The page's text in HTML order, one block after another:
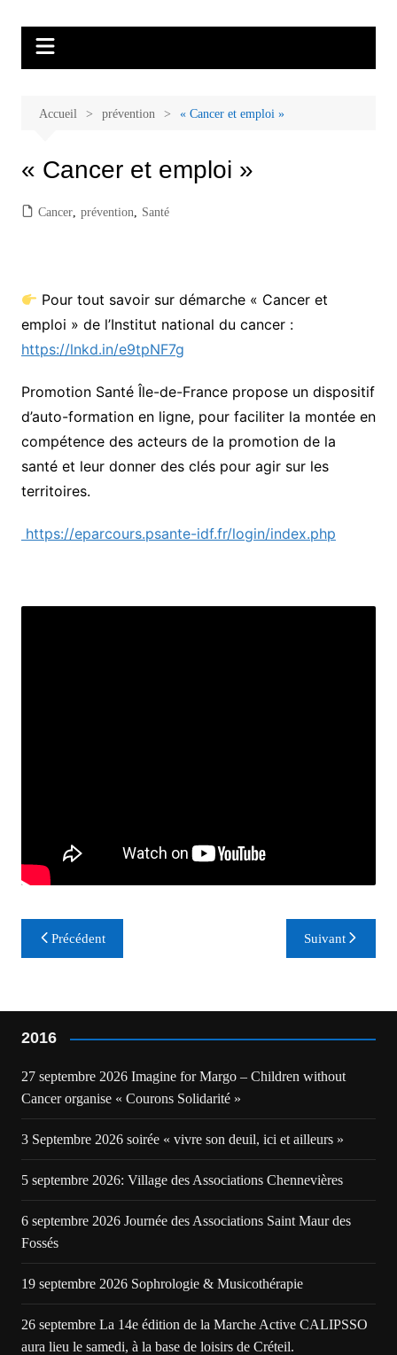
contenu
Malades et proches, Vivre avec et
après le cancer
thérapeutique, sophrologie, sport adapté, art thérapie, musico thérapie…
Accueil prévention « Cancer et emploi »
« Cancer et emploi »
Cancer, prévention Santé
Pour tout savoir sur démarche « Cancer et
emploi » de l’Institut national du cancer :
https://lnkd.in/e9tpNF7g
Promotion Santé Île-de-France propose un dispositif
d’auto-formation en ligne, pour faciliter la montée en
compétence des acteurs de la promotion de la
santé et leur donner des clés pour agir sur les
territoires.
https://eparcours.psante-idf.fr/login/index.php
Navigation
de
Précédent Suivant
2016
27 septembre 2026 Imagine for Margo – Children without
Cancer organise « Courons Solidarité »
3 Septembre 2026 soirée « vivre son deuil, ici et ailleurs »
5 septembre 2026: Village des Associations Chennevières
6 septembre 2026 Journée des Associations Saint Maur des
Fossés
19 septembre 2026 Sophrologie & Musicothérapie
26 septembre La 14e édition de la Marche Active CALIPSSO
aura lieu le samedi, à la base de loisirs de Créteil.